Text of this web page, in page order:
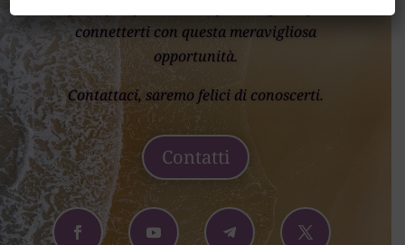
connetterti con questa meravigliosa
opportunità.
Contattaci, saremo felici di conoscerti.
Contatti